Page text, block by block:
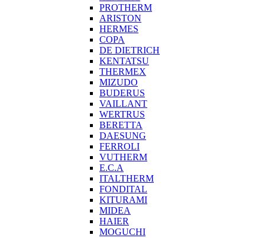
PROTHERM
ARISTON
HERMES
COPA
DE DIETRICH
KENTATSU
THERMEX
MIZUDO
BUDERUS
VAILLANT
WERTRUS
BERETTA
DAESUNG
FERROLI
VUTHERM
E.C.A
ITALTHERM
FONDITAL
KITURAMI
MIDEA
HAIER
MOGUCHI